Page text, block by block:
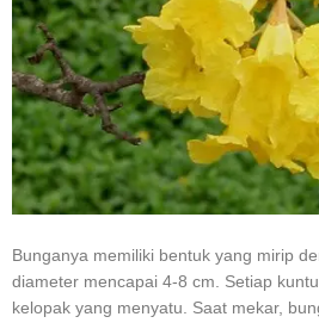
Bunganya memiliki bentuk yang mirip
diameter mencapai 4-8 cm. Setiap
kelopak yang menyatu. Saat mekar,